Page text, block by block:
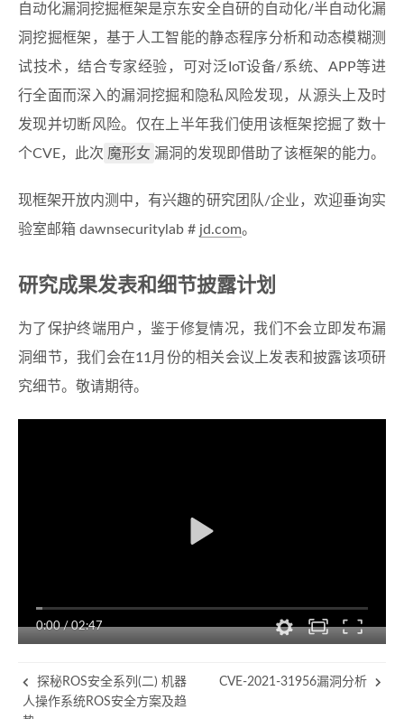
自动化漏洞挖掘框架是京东安全自研的自动化/半自动化漏
洞挖掘框架，基于人工智能的静态程序分析和动态模糊测
试技术，结合专家经验，可对泛IoT设备/系统、APP等进
行全面而深入的漏洞挖掘和隐私风险发现，从源头上及时
发现并切断风险。仅在上半年我们使用该框架挖掘了数十
个CVE，此次 魔形女 漏洞的发现即借助了该框架的能力。
现框架开放内测中，有兴趣的研究团队/企业，欢迎垂询实
验室邮箱 dawnsecuritylab # jd.com。
研究成果发表和细节披露计划
为了保护终端用户，鉴于修复情况，我们不会立即发布漏
洞细节，我们会在11月份的相关会议上发表和披露该项研
究细节。敬请期待。
0:00/02:47
探秘ROS安全系列(二) 机器
人操作系统ROS安全方案及趋
CVE-2021-31956漏洞分析